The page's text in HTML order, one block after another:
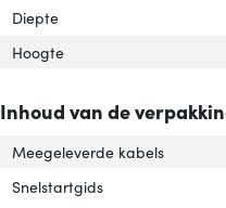
Diepte
Hoogte
Inhoud van de
Meegeleverde kabels
Snelstartgids